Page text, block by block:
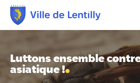
Luttons ensemble
asiatique !
Votre
Vivre à